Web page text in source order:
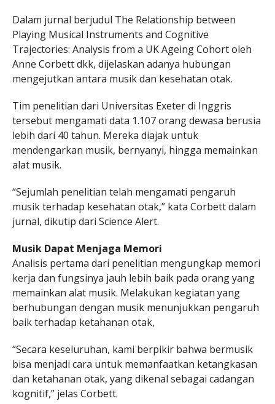
Dalam jurnal berjudul The Relationship between
Playing Musical Instruments and Cognitive
Trajectories: Analysis from a UK Ageing Cohort oleh
Anne Corbett dkk, dijelaskan adanya hubungan
mengejutkan antara musik dan kesehatan otak.
Tim penelitian dari Universitas Exeter di Inggris
tersebut mengamati data 1.107 orang dewasa berusia
lebih dari 40 tahun. Mereka diajak untuk
mendengarkan musik, bernyanyi, hingga memainkan
alat musik.
“Sejumlah penelitian telah mengamati pengaruh
musik terhadap kesehatan otak,” kata Corbett dalam
jurnal, dikutip dari Science Alert.
Musik Dapat Menjaga Memori
Analisis pertama dari penelitian mengungkap memori
kerja dan fungsinya jauh lebih baik pada orang yang
memainkan alat musik. Melakukan kegiatan yang
berhubungan dengan musik menunjukkan pengaruh
baik terhadap ketahanan otak,
“Secara keseluruhan, kami berpikir bahwa bermusik
bisa menjadi cara untuk memanfaatkan ketangkasan
dan ketahanan otak, yang dikenal sebagai cadangan
kognitif,” jelas Corbett.